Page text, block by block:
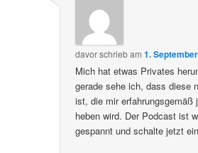
davorschriebam1.
Mich hat etwas Privates
gerade sehe ich, dass diese
ist, die mir erfahrungsgemäß
heben wird. Der Podcast ist
gespannt und schalte jetzt